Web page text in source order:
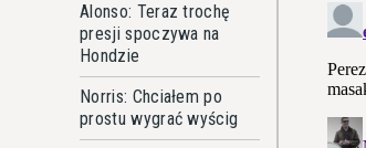
Alonso: Teraz trochę
presji spoczywa na
Hondzie
Norris: Chciałem po
prostu wygrać wyścig